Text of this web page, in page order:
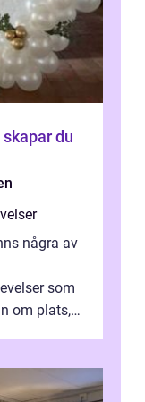
du
några av
som
om plats,